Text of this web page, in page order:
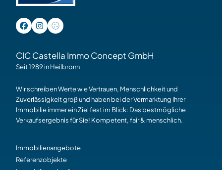
CIC Castella Immo Concept GmbH
Seit 1989 in Heilbronn
Wir schreiben Werte wie Vertrauen, Menschlichkeit und
Zuverlässigkeit groß und haben bei der Vermarktung Ihrer
Immobilie immer ein Ziel fest im Blick: Das bestmögliche
Verkaufsergebnis für Sie! Kompetent, fair & menschlich.
Immobilienangebote
Referenzobjekte